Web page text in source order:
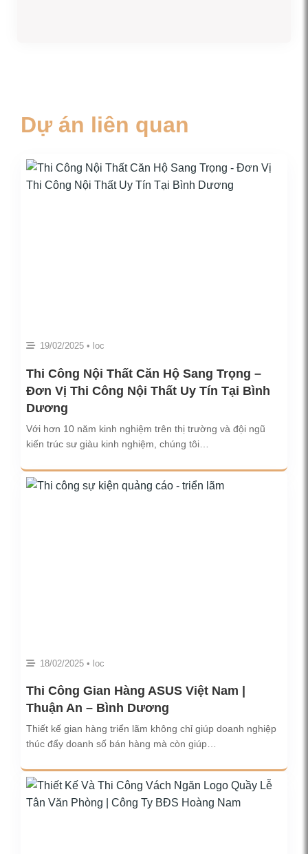
Dự án liên quan
19/02/2025 • loc
Thi Công Nội Thất Căn Hộ Sang Trọng –
Đơn Vị Thi Công Nội Thất Uy Tín Tại Bình
Dương
Với hơn 10 năm kinh nghiệm trên thị trường và đội ngũ
kiến trúc sư giàu kinh nghiệm, chúng tôi…
18/02/2025 • loc
Thi Công Gian Hàng ASUS Việt Nam |
Thuận An – Bình Dương
Thiết kế gian hàng triển lãm không chỉ giúp doanh nghiệp
thúc đẩy doanh số bán hàng mà còn giúp…